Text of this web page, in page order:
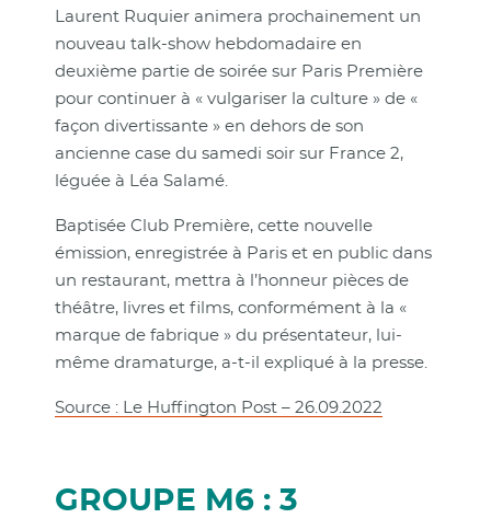
Laurent Ruquier animera prochainement un
nouveau talk-show hebdomadaire en
deuxième partie de soirée sur Paris Première
pour continuer à « vulgariser la culture » de «
façon divertissante » en dehors de son
ancienne case du samedi soir sur France 2,
léguée à Léa Salamé.
Baptisée Club Première, cette nouvelle
émission, enregistrée à Paris et en public dans
un restaurant, mettra à l’honneur pièces de
théâtre, livres et films, conformément à la «
marque de fabrique » du présentateur, lui-
même dramaturge, a-t-il expliqué à la presse.
Source : Le Huffington Post – 26.09.2022
GROUPE M6 : 3